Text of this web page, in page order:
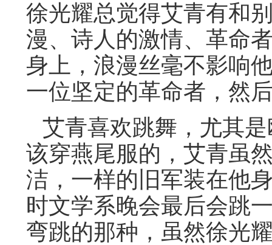
徐光耀总觉得艾青有和
漫、诗人的激情、革命
身上，浪漫丝毫不影响
一位坚定的革命者，然
艾青喜欢跳舞，尤其
该穿燕尾服的，艾青虽
洁，一样的旧军装在他
时文学系晚会最后会跳
弯跳的那种，虽然徐光